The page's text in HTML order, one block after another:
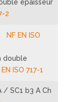
épaisseur
2
NF EN ISO
double
EN ISO 717-1
/ SC1 b3 A Ch